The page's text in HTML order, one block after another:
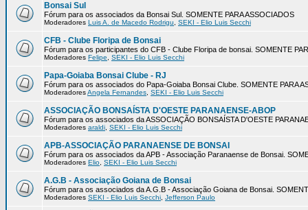
Bonsai Sul
Fórum para os associados da Bonsai Sul. SOMENTE PARA ASSOCIADOS
Moderadores Luis A. de Macedo Rodrigu SEKI - Elio Luis Secchi
CFB - Clube Floripa de Bonsai
Fórum para os participantes do CFB - Clube Floripa de bonsai. SOMENTE
Moderadores Felipe SEKI - Elio Luis Secchi
Papa-Goiaba Bonsai Clube - RJ
Fórum para os associados do Papa-Goiaba Bonsai Clube. SOMENTE PARA
ModeradoresAngela Fernandes SEKI - Elio Luis Secchi
ASSOCIAÇÃO BONSAÍSTA D'OESTE PARANAENSE-ABOP
Fórum para os associados da ASSOCIAÇÃO BONSAÍSTA D'OESTE
Moderadores araldi SEKI - Elio Luis Secchi
APB-ASSOCIAÇÃO PARANAENSE DE BONSAI
Fórum para os associados da APB - Associação Paranaense de Bonsai.
Moderadores Elio SEKI - Elio Luis Secchi
A.G.B - Associação Goiana de Bonsai
Fórum para os associados da A.G.B - Associação Goiana de Bonsai.
Moderadores SEKI - Elio Luis Secchi Jefferson Paulo